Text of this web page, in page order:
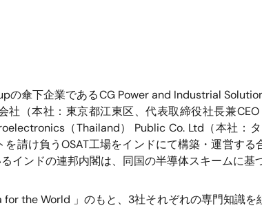
の傘下企業であるCG Power and Industrial
社（本社：東京都江東区、代表取締役社長兼CEO
（Thailand） Public Co. Ltd （本社：
を請け負うOSAT工場をインドにて構築・運営する
インドの連邦内閣は、同国の半導体スキームに基
for the World 」のもと、 3社それぞれの専門知識を